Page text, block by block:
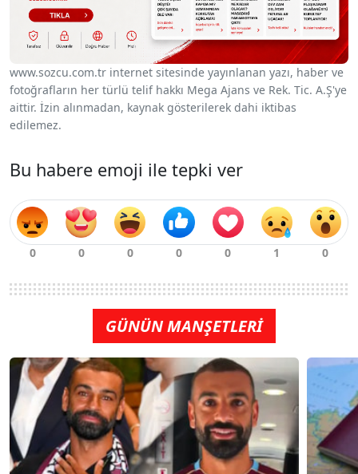
www.sozcu.com.tr internet sitesinde yayınlanan yazı, haber ve
fotoğrafların her türlü telif hakkı Mega Ajans ve Rek. Tic. A.Ş'ye
aittir. İzin alınmadan, kaynak gösterilerek dahi iktibas
edilemez.
Bu habere emoji ile tepki ver
GÜNÜN MANŞETLERİ